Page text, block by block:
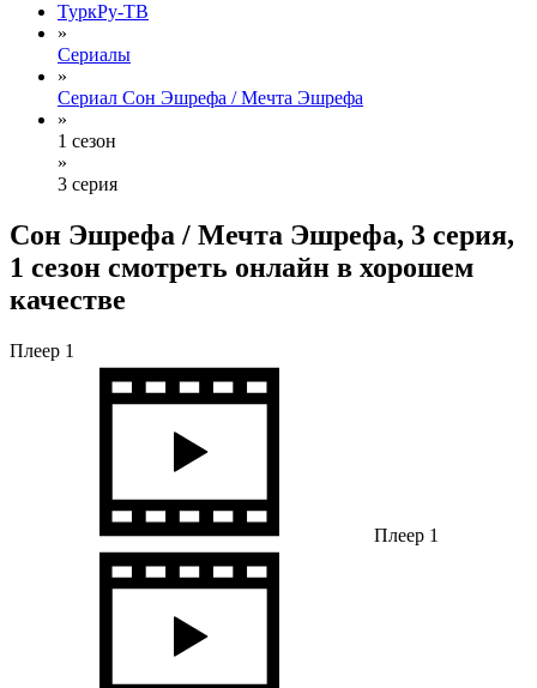
ТуркРу-ТВ
»
Сериалы
»
Сериал Сон Эшрефа / Мечта Эшрефа
»
1 сезон
»
3 серия
Сон Эшрефа / Мечта Эшрефа, 3 серия,
1 сезон смотреть онлайн в хорошем
качестве
Плеер 1
Плеер 1